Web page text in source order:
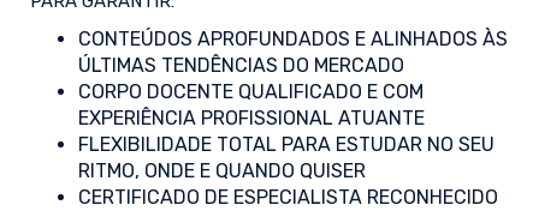
CONTEÚDOS APROFUNDADOS E ALINHADOS ÀS
ÚLTIMAS TENDÊNCIAS DO MERCADO
CORPO DOCENTE QUALIFICADO E COM
EXPERIÊNCIA PROFISSIONAL ATUANTE
FLEXIBILIDADE TOTAL PARA ESTUDAR NO SEU
RITMO, ONDE E QUANDO QUISER
CERTIFICADO DE ESPECIALISTA RECONHECIDO